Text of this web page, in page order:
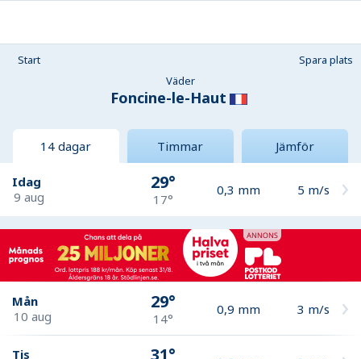
Start
Spara plats
Väder
Foncine-le-Haut
14 dagar Timmar Jämför
Idag
9 aug
29°
17°
0,3 mm 5 m/s
Mån
10 aug
29°
14°
0,9 mm 3 m/s
Tis
31°